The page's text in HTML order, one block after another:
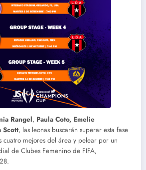
Rangel, Paula Coto, Emelie
Scott, las leonas buscarán superar esta fase
cuatro mejores del área y pelear por un
de Clubes Femenino de FIFA,